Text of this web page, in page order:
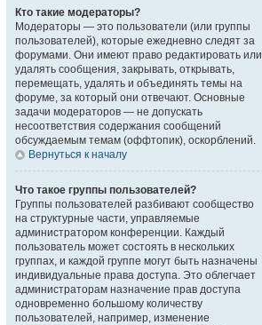
Кто такие модераторы?
Модераторы — это пользователи (или группы
пользователей), которые ежедневно следят за
форумами. Они имеют право редактировать или
удалять сообщения, закрывать, открывать,
перемещать, удалять и объединять темы на
форуме, за который они отвечают. Основные
задачи модераторов — не допускать
несоответствия содержания сообщений
обсуждаемым темам (оффтопик), оскорблений.
Вернуться к началу
Что такое группы пользователей?
Группы пользователей разбивают сообщество
на структурные части, управляемые
администратором конференции. Каждый
пользователь может состоять в нескольких
группах, и каждой группе могут быть назначены
индивидуальные права доступа. Это облегчает
администраторам назначение прав доступа
одновременно большому количеству
пользователей, например, изменение